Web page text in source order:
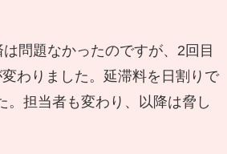
問題なかったのですが、2回目
わりました。延滞料を日割りで
。担当者も変わり、以降は脅し